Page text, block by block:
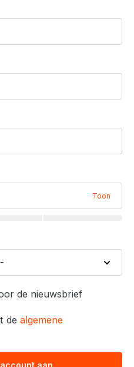
Toon
de nieuwsbrief
de algemene
aan